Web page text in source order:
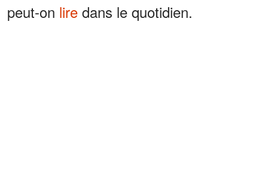
peut-on lire dans le quotidien.